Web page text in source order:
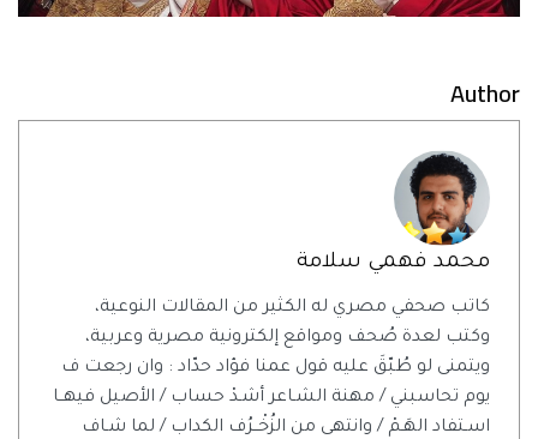
Author
محمد فهمي سلامة
كاتب صحفي مصري له الكثير من المقالات النوعية،
وكتب لعدة صُحف ومواقع إلكترونية مصرية وعربية،
ويتمنى لو طُبّقَ عليه قول عمنا فؤاد حدّاد : وان رجعت ف
يوم تحاسبني / مهنة الشـاعر أشـدْ حساب / الأصيل فيهــا
اسـتفاد الهَـمْ / وانتهى من الزُخْــرُف الكداب / لما شـاف